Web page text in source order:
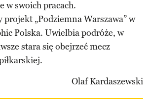
w swoich pracach.
projekt „Podziemna Warszawa” w
Polska. Uwielbia podróże, w
stara się obejrzeć mecz